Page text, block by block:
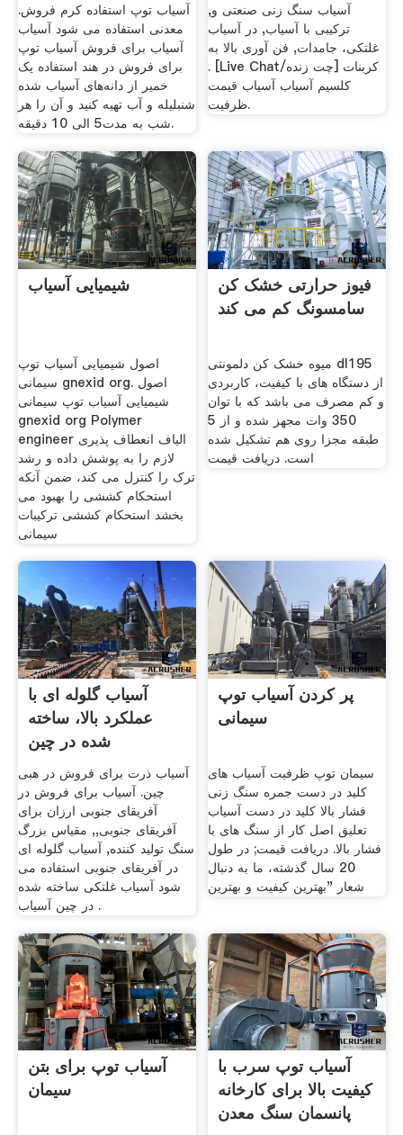
آسیاب توپ استفاده کرم فروش.
معدنی استفاده می شود آسیاب
آسیاب برای فروش آسیاب توپ
برای فروش در هند استفاده یک
خمیر از دانه‌های آسیاب شده
شنبلیله و آب تهیه کنید و آن را هر
شب به مدت5 الی 10 دقیقه.
آسیاب سنگ زنی صنعتی و,
ترکیبی با آسیاب, در آسیاب
غلتکی، جامدات, فن آوری بالا به
. [Live Chat/چت زنده] کربنات
کلسیم آسیاب آسیاب قیمت
ظرفیت.
شیمیایی آسیاب
اصول شیمیایی آسیاب توپ
سیمانی gnexid org. اصول
شیمیایی آسیاب توپ سیمانی
gnexid org Polymer
engineer الیاف انعطاف پذیری
لازم را به پوشش داده و رشد
ترک را کنترل می کند، ضمن آنکه
استحکام کششی را بهبود می
بخشد استحکام کششی ترکیبات
سیمانی
فیوز حرارتی خشک کن
سامسونگ کم می کند
میوه خشک کن دلمونتی dl195
از دستگاه های با کیفیت، کاربردی
و کم مصرف می باشد که با توان
350 وات مجهز شده و از 5
طبقه مجزا روی هم تشکیل شده
است. دریافت قیمت
آسیاب گلوله ای با
عملکرد بالا، ساخته
شده در چین
آسیاب ذرت برای فروش در هبی
چین. آسیاب برای فروش در
آفریقای جنوبی ارزان برای
آفریقای جنوبی,, مقیاس بزرگ
سنگ تولید کننده, آسیاب گلوله ای
در آفریقای جنوبی استفاده می
شود آسیاب غلتکی ساخته شده
در چین آسیاب .
پر کردن آسیاب توپ
سیمانی
سیمان توپ ظرفیت آسیاب های
کلید در دست جمره سنگ زنی
فشار بالا کلید در دست آسیاب
تعلیق اصل کار از سنگ های با
فشار بالا. دریافت قیمت; در طول
20 سال گذشته، ما به دنبال
شعار "بهترین کیفیت و بهترین
آسیاب توپ برای بتن
سیمان
آسیاب توپ سرب با
کیفیت بالا برای کارخانه
پانسمان سنگ معدن